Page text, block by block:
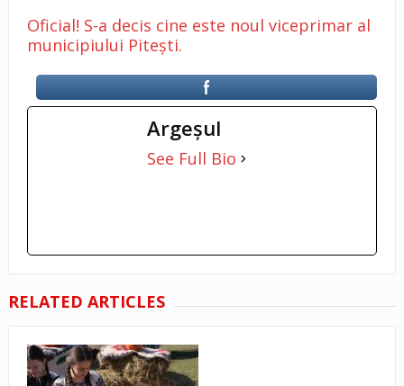
Oficial! S-a decis cine este noul viceprimar al
municipiului Pitești.
Argeşul
See Full Bio
RELATED ARTICLES